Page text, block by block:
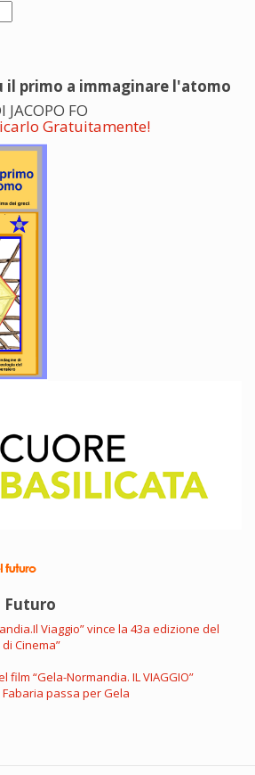
il primo a immaginare l'atomo
JACOPO FO
Gratuitamente!
Futuro
Viaggio” vince la 43a edizione del
Cinema”
film “Gela-Normandia. IL VIAGGIO”
Fabaria passa per Gela